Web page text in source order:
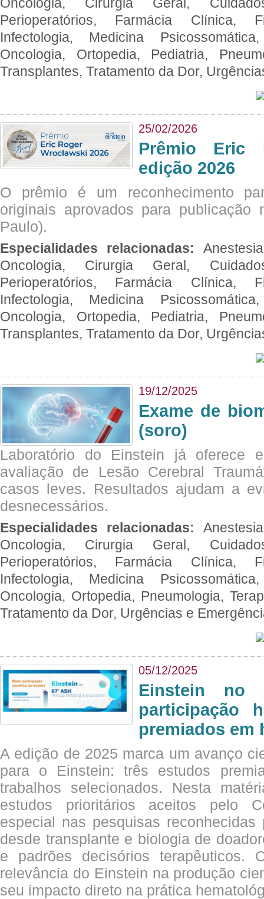
Perioperatórios, Farmácia Clínica,
Infectologia, Medicina
Oncologia, Ortopedia, Pediatria,
Transplantes, Tratamento da Dor,
25/02/2026
Prêmio Eric
edição 2026
O prêmio é um reconhecimento
originais aprovados para publicação
Paulo).
Especialidades relacionadas:
Oncologia, Cirurgia Geral,
Perioperatórios, Farmácia Clínica,
Infectologia, Medicina
Oncologia, Ortopedia, Pediatria,
Transplantes, Tratamento da Dor,
19/12/2025
Exame de
(soro)
Laboratório do Einstein já oferece
avaliação de Lesão Cerebral
casos leves. Resultados ajudam a
desnecessários.
Especialidades relacionadas:
Oncologia, Cirurgia Geral,
Perioperatórios, Farmácia Clínica,
Infectologia, Medicina
Oncologia, Ortopedia, Pneumologia,
Tratamento da Dor, Urgências e
05/12/2025
Einstein no
participação
premiados em
A edição de 2025 marca um avanço
para o Einstein: três estudos
trabalhos selecionados. Nesta
estudos prioritários aceitos pelo
especial nas pesquisas
desde transplante e biologia de
e padrões decisórios terapêuticos.
relevância do Einstein na produção
seu impacto direto na prática